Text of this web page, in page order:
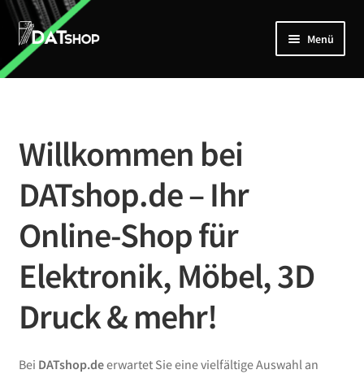
Zur
Navigation
springen
Zum
Inhalt
springen
Menü
Home
Mein Account
Kontakt
Willkommen bei
DATshop.de – Ihr
Online-Shop für
Elektronik, Möbel, 3D
Druck & mehr!
Bei DATshop.deerwartet Sie eine vielfältige Auswahl an